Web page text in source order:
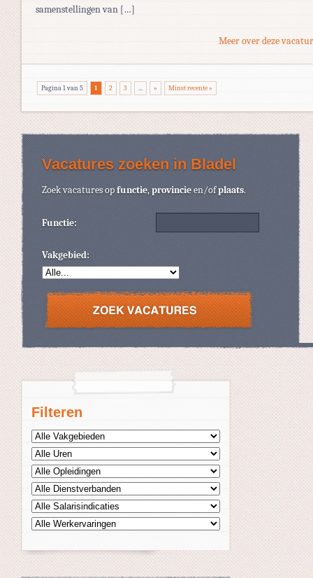
Filteren
samenstellingen van […]
Meer over deze
Pagina 1 van 5 1 2 3 ... » Minst recente »
Vacatures zoeken in Bladel
Zoek vacatures opfunctie,provincieen/ofplaats.
Functie:
Vakgebied: